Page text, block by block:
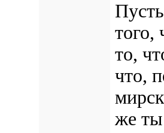
того,
то,
что,
же